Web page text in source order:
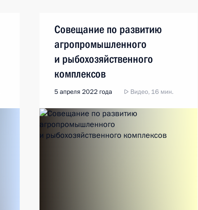
Совещание по развитию
агропромышленного
и рыбохозяйственного
комплексов
5 апреля 2022 года Видео, 16 мин.